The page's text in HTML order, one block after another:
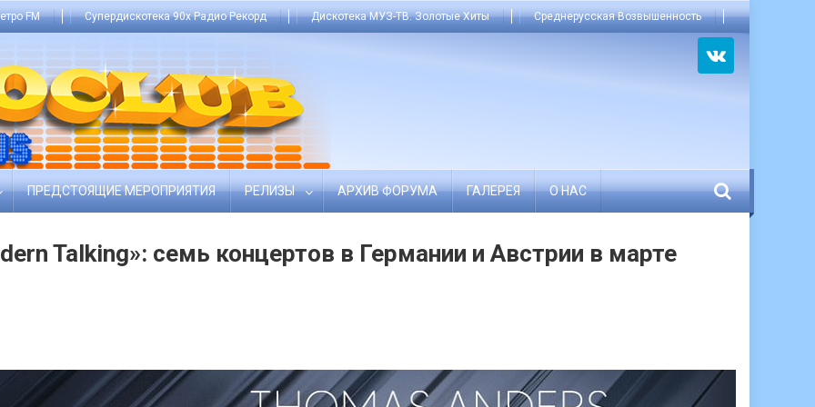
FM Супердискотека 90х Радио Рекорд Дискотека МУЗ-ТВ. Золотые Хиты Среднерусская Возвышенность
ПРЕДСТОЯЩИЕ МЕРОПРИЯТИЯ РЕЛИЗЫ АРХИВ ФОРУМА ГАЛЕРЕЯ О НАС
Talking»: семь концертов в Германии и Австрии в марте